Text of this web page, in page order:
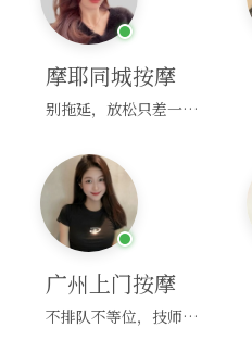
摩耶同城按摩
别拖延，放松只差一次点击！
广州上门按摩
不排队不等位，技师直奔你家！